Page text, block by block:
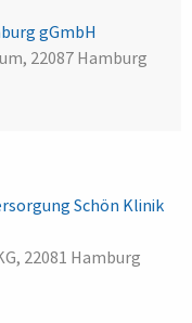
gGmbH
22087 Hamburg
Schön Klinik
22081 Hamburg